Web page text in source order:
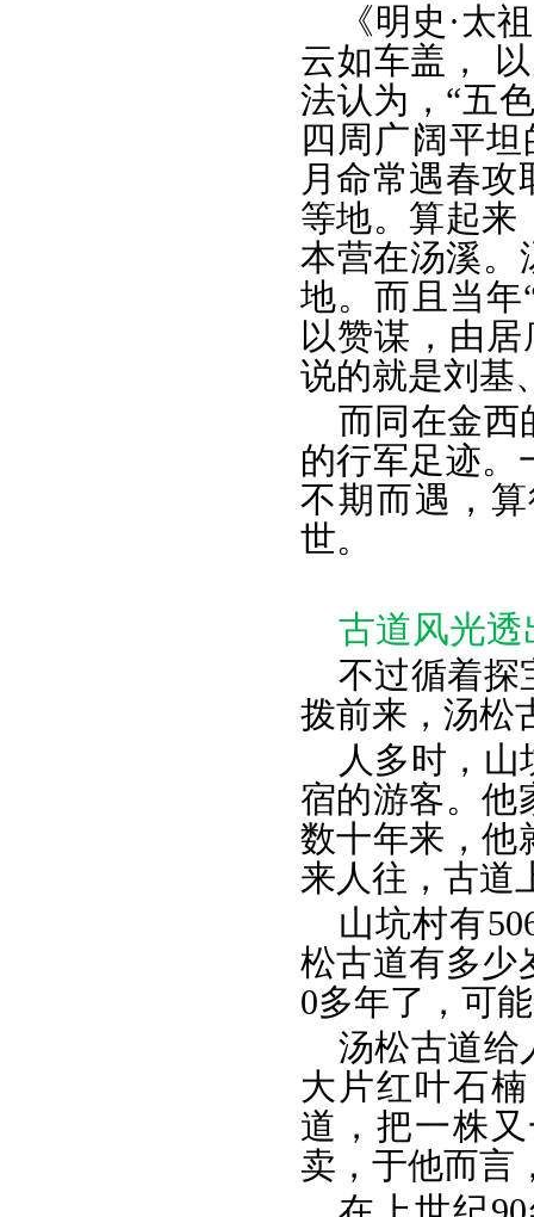
《明史·太
云如车盖，
法认为，“五
四周广阔平
月命常遇春攻
等地。算起来
本营在汤溪。
地。而且当
以赞谋，由
说的就是刘基
而同在金西
的行军足迹。
不期而遇，
世。
古道风光
不过循着探
拨前来，汤松
人多时，
宿的游客。他
数十年来，他
来人往，古道
山坑村有
松古道有多少
0多年了，可
汤松古道给
大片红叶石
道，把一株
卖，于他而言